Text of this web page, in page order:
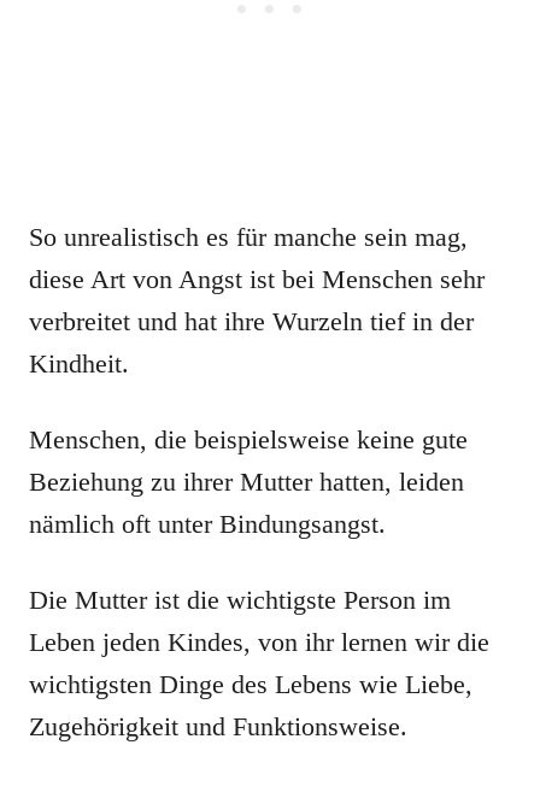
So unrealistisch es für manche sein mag,
diese Art von Angst ist bei Menschen sehr
verbreitet und hat ihre Wurzeln tief in der
Kindheit.
Menschen, die beispielsweise keine gute
Beziehung zu ihrer Mutter hatten, leiden
nämlich oft unter Bindungsangst.
Die Mutter ist die wichtigste Person im
Leben jeden Kindes, von ihr lernen wir die
wichtigsten Dinge des Lebens wie Liebe,
Zugehörigkeit und Funktionsweise.